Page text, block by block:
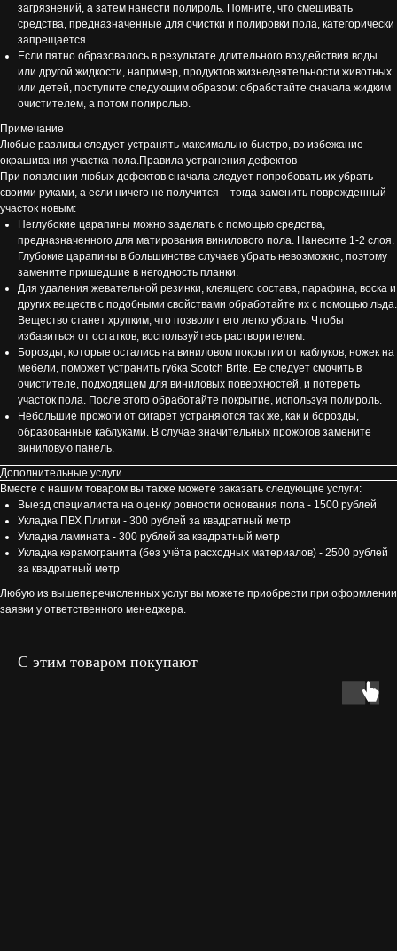
загрязнений, а затем нанести полироль. Помните, что смешивать
средства, предназначенные для очистки и полировки пола, категорически
запрещается.
Если пятно образовалось в результате длительного воздействия воды
или другой жидкости, например, продуктов жизнедеятельности животных
или детей, поступите следующим образом: обработайте сначала жидким
очистителем, а потом полиролью.
Примечание
Любые разливы следует устранять максимально быстро, во избежание
окрашивания участка пола.Правила устранения дефектов
При появлении любых дефектов сначала следует попробовать их убрать
своими руками, а если ничего не получится – тогда заменить поврежденный
участок новым:
Неглубокие царапины можно заделать с помощью средства,
предназначенного для матирования винилового пола. Нанесите 1-2 слоя.
Глубокие царапины в большинстве случаев убрать невозможно, поэтому
замените пришедшие в негодность планки.
Для удаления жевательной резинки, клеящего состава, парафина, воска и
других веществ с подобными свойствами обработайте их с помощью льда.
Вещество станет хрупким, что позволит его легко убрать. Чтобы
избавиться от остатков, воспользуйтесь растворителем.
Борозды, которые остались на виниловом покрытии от каблуков, ножек на
мебели, поможет устранить губка Scotch Brite. Ее следует смочить в
очистителе, подходящем для виниловых поверхностей, и потереть
участок пола. После этого обработайте покрытие, используя полироль.
Небольшие прожоги от сигарет устраняются так же, как и борозды,
образованные каблуками. В случае значительных прожогов замените
виниловую панель.
Дополнительные услуги
Вместе с нашим товаром вы также можете заказать следующие услуги:
Выезд специалиста на оценку ровности основания пола - 1500 рублей
Укладка ПВХ Плитки - 300 рублей за квадратный метр
Укладка ламината - 300 рублей за квадратный метр
Укладка керамогранита (без учёта расходных материалов) - 2500 рублей
за квадратный метр
Любую из вышеперечисленных услуг вы можете приобрести при оформлении
заявки у ответственного менеджера.
С этим товаром покупают